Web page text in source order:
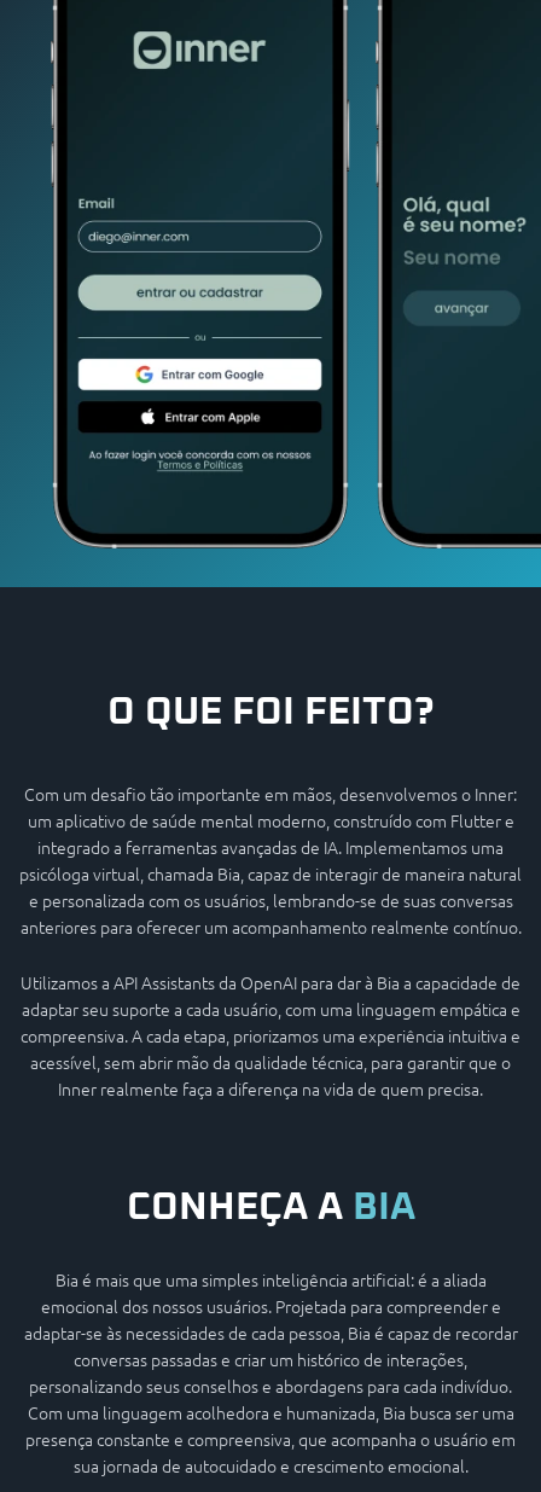
O QUE FOI FEITO?
Com um desafio tão importante em mãos, desenvolvemos o Inner:
um aplicativo de saúde mental moderno, construído com Flutter e
integrado a ferramentas avançadas de IA. Implementamos uma
psicóloga virtual, chamada Bia, capaz de interagir de maneira natural
e personalizada com os usuários, lembrando-se de suas conversas
anteriores para oferecer um acompanhamento realmente contínuo.
Utilizamos a API Assistants da OpenAI para dar à Bia a capacidade de
adaptar seu suporte a cada usuário, com uma linguagem empática e
compreensiva. A cada etapa, priorizamos uma experiência intuitiva e
acessível, sem abrir mão da qualidade técnica, para garantir que o
Inner realmente faça a diferença na vida de quem precisa.
CONHEÇA A BIA
Bia é mais que uma simples inteligência artificial: é a aliada
emocional dos nossos usuários. Projetada para compreender e
adaptar-se às necessidades de cada pessoa, Bia é capaz de recordar
conversas passadas e criar um histórico de interações,
personalizando seus conselhos e abordagens para cada indivíduo.
Com uma linguagem acolhedora e humanizada, Bia busca ser uma
presença constante e compreensiva, que acompanha o usuário em
sua jornada de autocuidado e crescimento emocional.